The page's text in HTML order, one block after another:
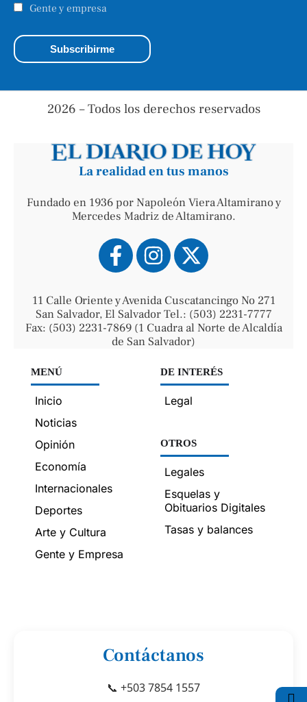
Gente y empresa
2026 – Todos los derechos reservados
La realidad en tus manos
Fundado en 1936 por Napoleón Viera Altamirano y
Mercedes Madriz de Altamirano.
11 Calle Oriente y Avenida Cuscatancingo No 271
San Salvador, El Salvador Tel.: (503) 2231-7777
Fax: (503) 2231-7869 (1 Cuadra al Norte de Alcaldía
de San Salvador)
MENÚ
Inicio
Noticias
Opinión
Economía
Internacionales
Deportes
Arte y Cultura
Gente y Empresa
DE INTERÉS
Legal
OTROS
Legales
Esquelas y
Obituarios Digitales
Tasas y balances
Contáctanos
📞 +503 7854 1557